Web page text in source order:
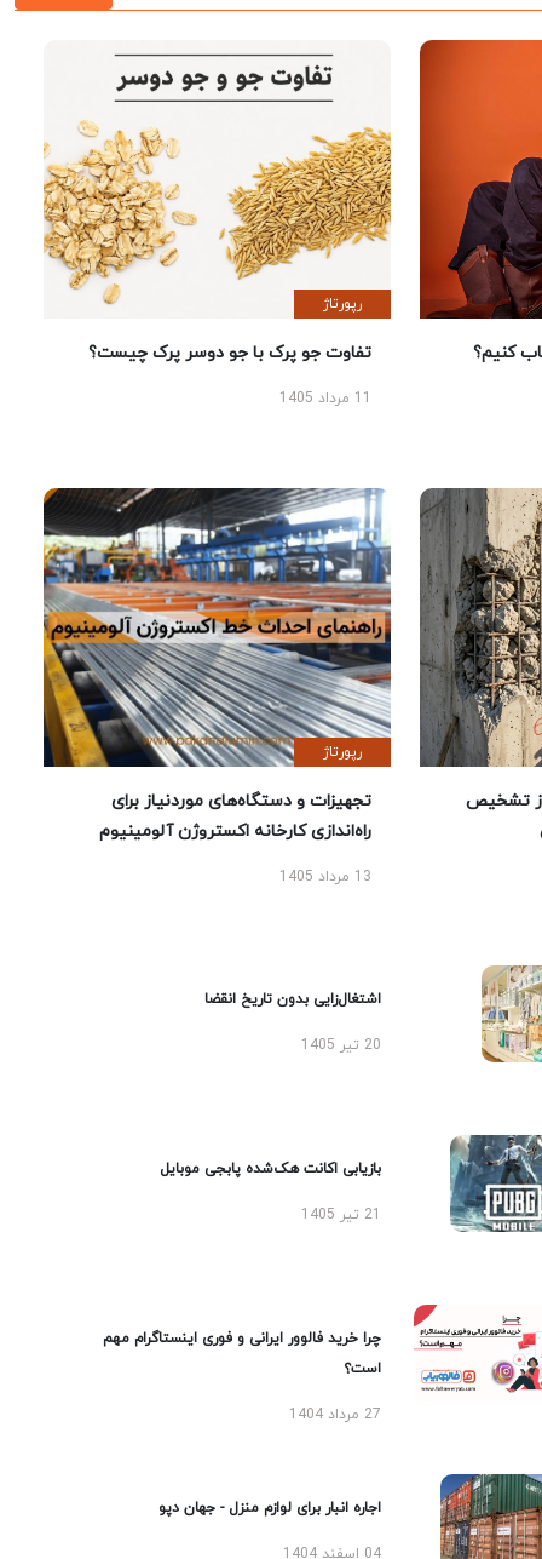
کنیم؟
رپورتاژ
تفاوت جو پرک با جو دوسر پرک چیست؟
تشخیص
رپورتاژ
تجهیزات و دستگاه‌های موردنیاز برای
راه‌اندازی کارخانه اکستروژن آلومینیوم
13 مرداد 1405
اشتغال‌زایی بدون تاریخ انقضا
20 تیر 1405
بازیابی اکانت هک‌شده پابجی موبایل
چرا خرید فالوور ایرانی و فوری اینستاگرام مهم
است؟
27 مرداد 1404
اجاره انبار برای لوازم منزل - جهان دپو
04 اسفند 1404